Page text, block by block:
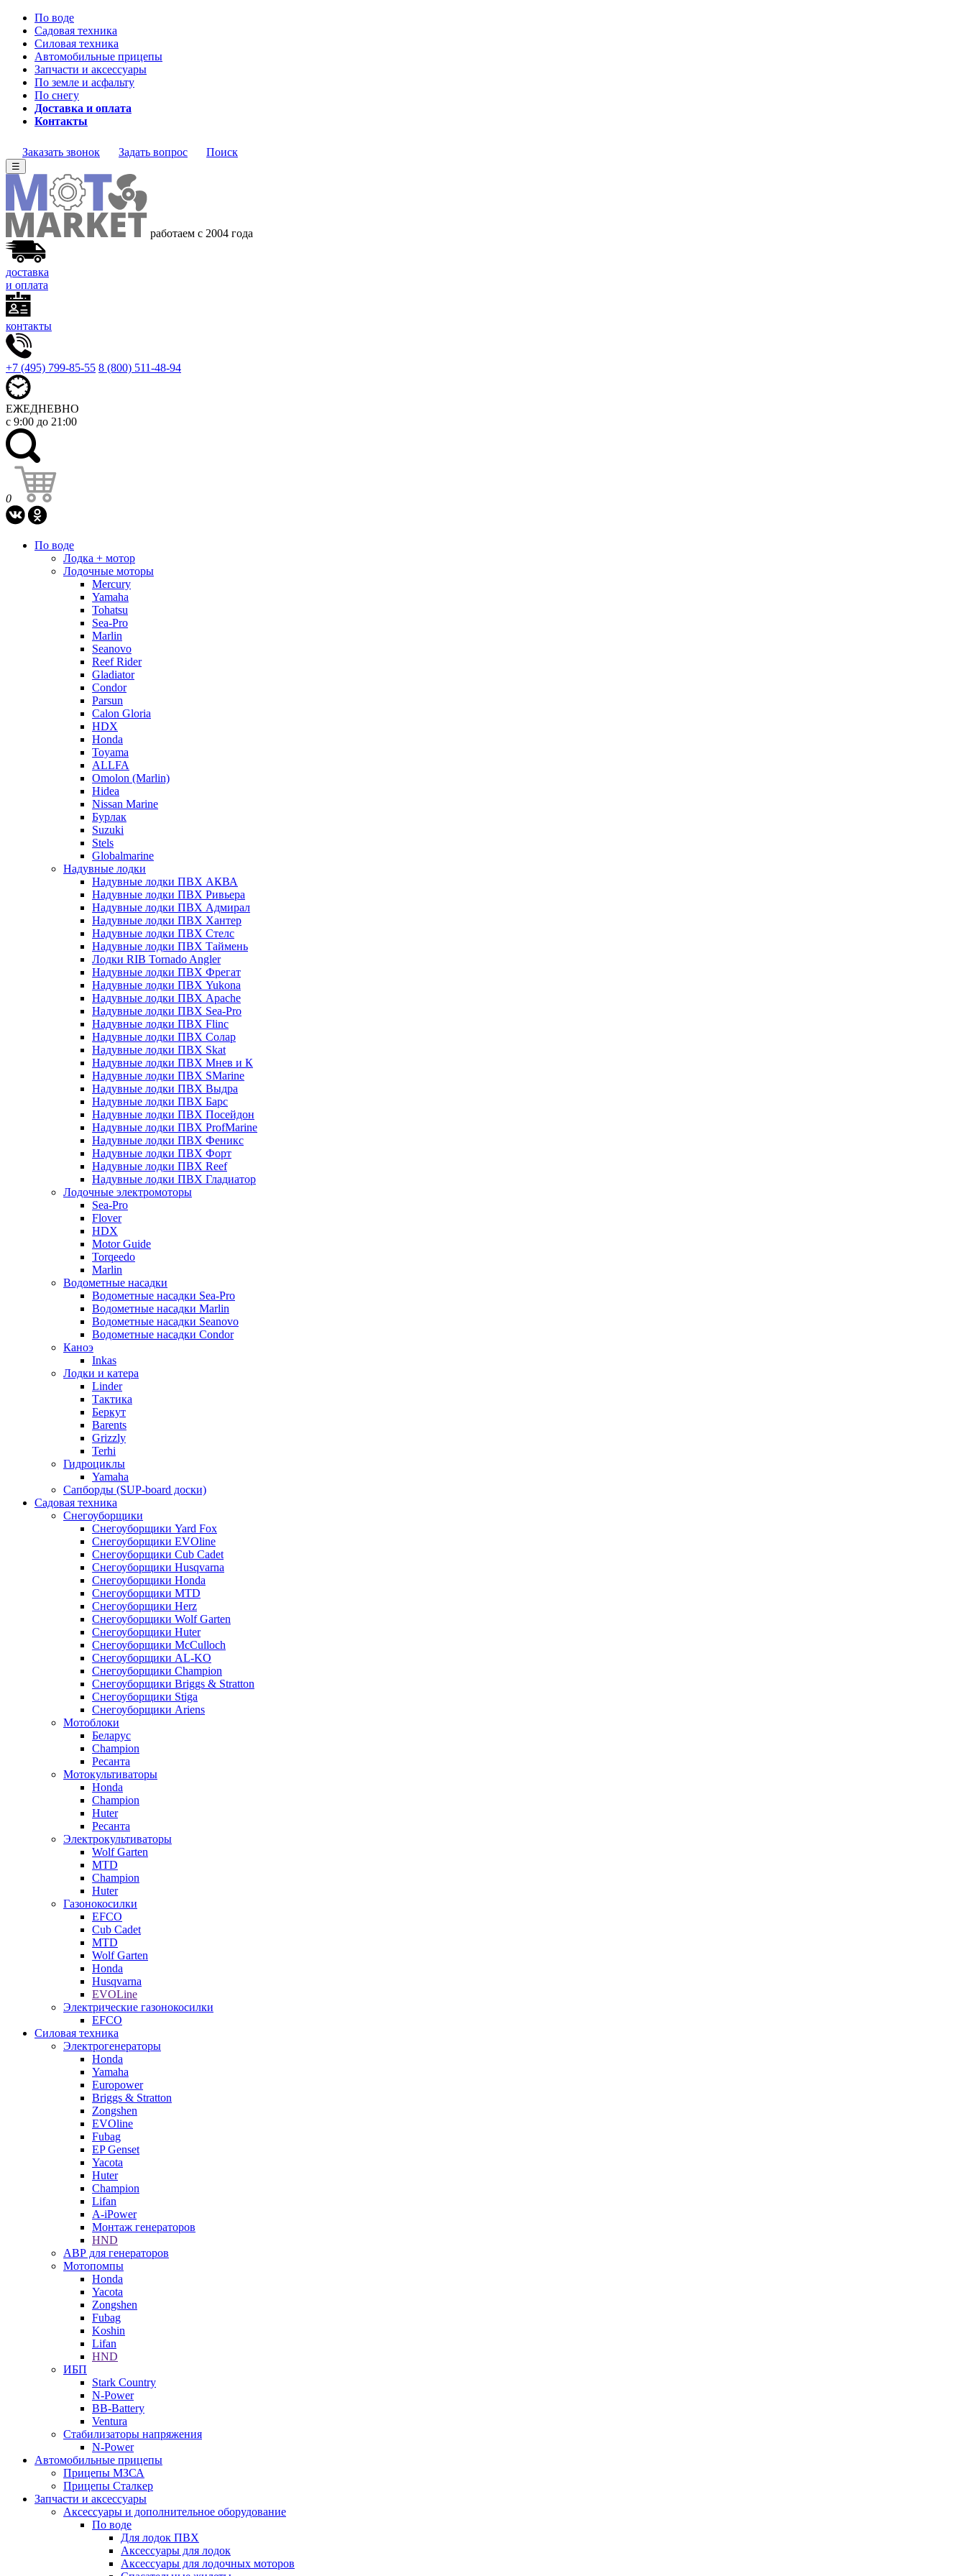
По воде
Садовая техника
Силовая техника
Автомобильные прицепы
Запчасти и аксессуары
По земле и асфальту
По снегу
Доставка и оплата
Контакты
Заказать звонок Задать вопрос Поиск
☰
работаем с 2004 года
доставка
и оплата
контакты
+7 (495) 799-85-55 8 (800) 511-48-94
ЕЖЕДНЕВНО
с 9:00 до 21:00
0
По воде
Лодка + мотор
Лодочные моторы
Mercury
Yamaha
Tohatsu
Sea-Pro
Marlin
Seanovo
Reef Rider
Gladiator
Condor
Parsun
Calon Gloria
HDX
Honda
Toyama
ALLFA
Omolon (Marlin)
Hidea
Nissan Marine
Бурлак
Suzuki
Stels
Globalmarine
Надувные лодки
Надувные лодки ПВХ АКВА
Надувные лодки ПВХ Ривьера
Надувные лодки ПВХ Адмирал
Надувные лодки ПВХ Хантер
Надувные лодки ПВХ Стелс
Надувные лодки ПВХ Таймень
Лодки RIB Tornado Angler
Надувные лодки ПВХ Фрегат
Надувные лодки ПВХ Yukona
Надувные лодки ПВХ Apache
Надувные лодки ПВХ Sea-Pro
Надувные лодки ПВХ Flinc
Надувные лодки ПВХ Солар
Надувные лодки ПВХ Skat
Надувные лодки ПВХ Мнев и К
Надувные лодки ПВХ SMarine
Надувные лодки ПВХ Выдра
Надувные лодки ПВХ Барс
Надувные лодки ПВХ Посейдон
Надувные лодки ПВХ ProfMarine
Надувные лодки ПВХ Феникс
Надувные лодки ПВХ Форт
Надувные лодки ПВХ Reef
Надувные лодки ПВХ Гладиатор
Лодочные электромоторы
Sea-Pro
Flover
HDX
Motor Guide
Torqeedo
Marlin
Водометные насадки
Водометные насадки Sea-Pro
Водометные насадки Marlin
Водометные насадки Seanovo
Водометные насадки Condor
Каноэ
Inkas
Лодки и катера
Linder
Тактика
Беркут
Barents
Grizzly
Terhi
Гидроциклы
Yamaha
Сапборды (SUP-board доски)
Садовая техника
Снегоуборщики
Снегоуборщики Yard Fox
Снегоуборщики EVOline
Снегоуборщики Cub Cadet
Снегоуборщики Husqvarna
Снегоуборщики Honda
Снегоуборщики MTD
Снегоуборщики Herz
Снегоуборщики Wolf Garten
Снегоуборщики Huter
Снегоуборщики McCulloch
Снегоуборщики AL-KO
Снегоуборщики Champion
Снегоуборщики Briggs & Stratton
Снегоуборщики Stiga
Снегоуборщики Ariens
Мотоблоки
Беларус
Champion
Ресанта
Мотокультиваторы
Honda
Champion
Huter
Ресанта
Электрокультиваторы
Wolf Garten
MTD
Champion
Huter
Газонокосилки
EFCO
Cub Cadet
MTD
Wolf Garten
Honda
Husqvarna
EVOLine
Электрические газонокосилки
EFCO
Силовая техника
Электрогенераторы
Honda
Yamaha
Europower
Briggs & Stratton
Zongshen
EVOline
Fubag
EP Genset
Yacota
Huter
Champion
Lifan
A-iPower
Монтаж генераторов
HND
АВР для генераторов
Мотопомпы
Honda
Yacota
Zongshen
Fubag
Koshin
Lifan
HND
ИБП
Stark Country
N-Power
BB-Battery
Ventura
Стабилизаторы напряжения
N-Power
Автомобильные прицепы
Прицепы МЗСА
Прицепы Сталкер
Запчасти и аксессуары
Аксессуары и дополнительное оборудование
По воде
Для лодок ПВХ
Аксессуары для лодок
Аксессуары для лодочных моторов